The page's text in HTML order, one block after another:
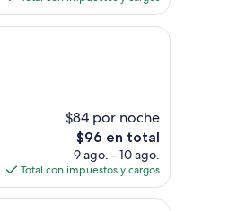
es
de
$84 por noche
El
precio
actual
es
de
$96 en total
9 ago. - 10 ago.
Total con impuestos y cargos